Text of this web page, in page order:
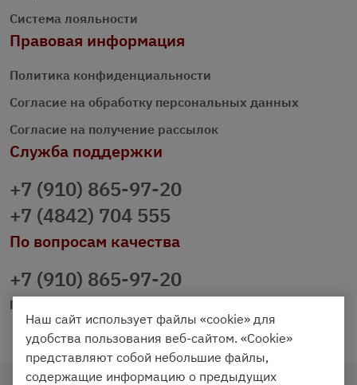
Система лояльности
Правовая информация
Политика конфиденциальности
Согласие на обработку персональных данных
Согласие на получение рассылок
Служба поддержки
+7 (910) 865-97-20
+7 (4842) 704 555
По вопросам качества
+7 (910) 865-97-20
prazdnichniy40@palmi.ru
Наш сайт использует файлы «cookie» для
удобства пользования веб-сайтом. «Cookie»
представляют собой небольшие файлы,
содержащие информацию о предыдущих